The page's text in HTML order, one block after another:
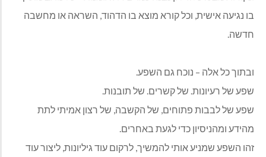
בו נגיעה אישית, וכל קורא מוצא בו הדהוד, השראה או מחשבה
חדשה.
ובתוך כל אלה – נוכח גם השפע.
שפע של רעיונות. של קשרים. של תובנות.
שפע של לבבות פתוחים, של הקשבה, של רצון אמיתי לתת
מהידע ומהניסיון כדי לגעת באחרים.
זהו השפע שמניע אותי להמשיך, לרקום עוד גיליונות, ליצור עוד